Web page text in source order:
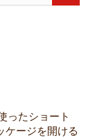
ったショート
ケージを開ける